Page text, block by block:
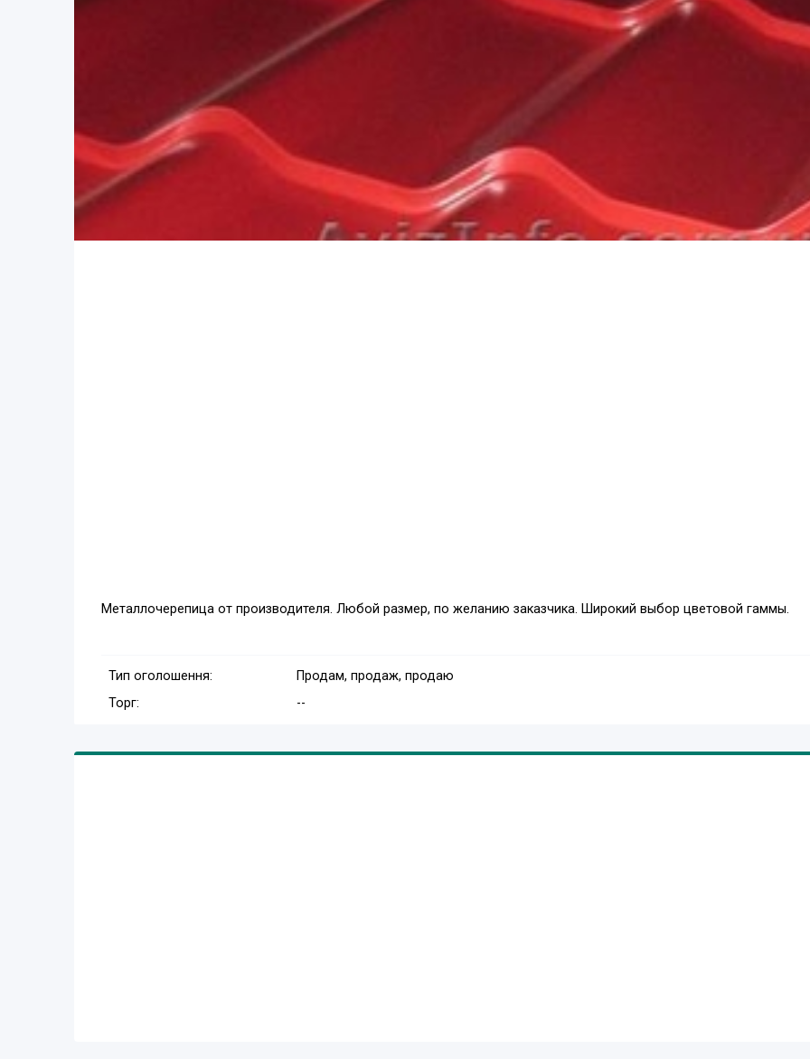
Металлочерепица от производителя. Любой размер, по желанию заказчика. Широкий выбор цветовой гаммы.
Тип оголошення:
Продам, продаж, продаю
Торг:
--